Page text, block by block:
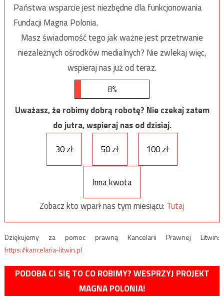
Państwa wsparcie jest niezbędne dla funkcjonowania
Fundacji Magna Polonia.
Masz świadomość tego jak ważne jest przetrwanie
niezależnych ośrodków medialnych? Nie zwlekaj więc,
wspieraj nas już od teraz.
8%
Uważasz, że robimy dobrą robotę? Nie czekaj zatem
do jutra, wspieraj nas od dzisiaj.
30 zł
50 zł 100 zł
Inna kwota
Zobacz kto wparł nas tym miesiącu: Tutaj
Dziękujemy za pomoc prawną Kancelarii Prawnej Litwin:
https://kancelaria-litwin.pl
PODOBA CI SIĘ TO CO ROBIMY? WESPRZYJ PROJEKT
MAGNA POLONIA!